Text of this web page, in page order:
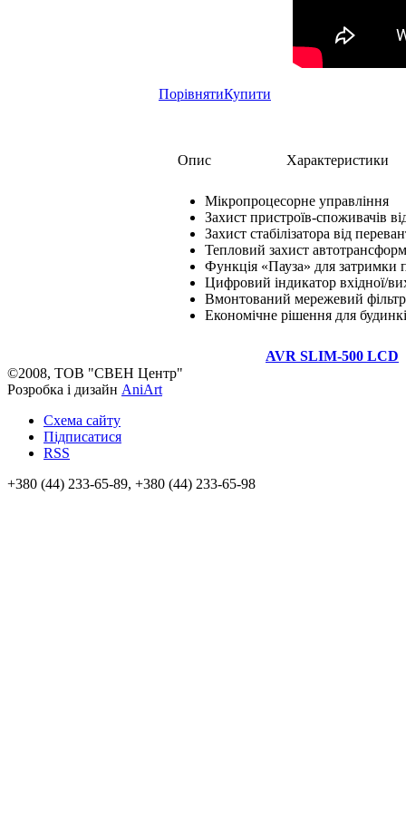
ПорівнятиКупити
Опис Характеристики
Мікропроцесорне управління
Захист пристроїв-споживачів
Захист стабілізатора від
Тепловий захист
Функція «Пауза» для затримки
Цифровий індикатор вхідної/
Вмонтований мережевий фільтр
Економічне рішення для
AVR SLIM-500 LCD
©2008, ТОВ "СВЕН Центр"
Розробка і дизайн AniArt
Схема сайту
Підписатися
RSS
+380 (44) 233-65-89, +380 (44) 233-65-98